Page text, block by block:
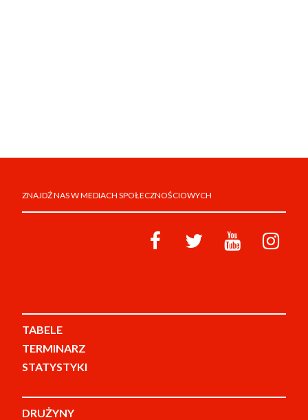
ZNAJDŹ NAS W MEDIACH SPOŁECZNOŚCIOWYCH
TABELE
TERMINARZ
STATYSTYKI
DRUŻYNY